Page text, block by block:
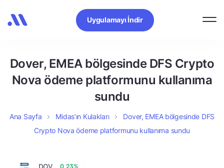
Uygulamayı İndir
Dover, EMEA bölgesinde DFS Crypto
Nova ödeme platformunu kullanıma
sundu
Ana Sayfa Midas’ın Kulakları
Dover, EMEA bölgesinde DFS
Crypto Nova ödeme platformunu kullanıma sundu
DOV 0,23%